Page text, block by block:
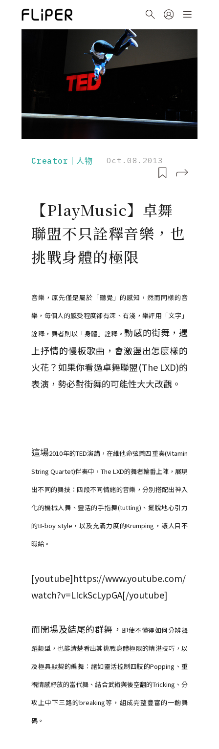
Creator｜人物 Oct.08.2013
【PlayMusic】卓舞
聯盟不只詮釋音樂，也
挑戰身體的極限
音樂，原先僅是屬於「聽覺」的感知，然而同樣的音
樂，每個人的感受程度卻有深、有淺，樂評用「文字」
詮釋，舞者則以「身體」詮釋。 動感的街舞，遇
上抒情的慢板歌曲，會激盪出怎麼樣的
火花？如果你看過卓舞聯盟(The LXD)的
表演，勢必對街舞的可能性大大改觀。
這場2010年的TED演講，在維他命弦樂四重奏(Vitamin
String Quartet)伴奏中， The LXD的舞者輪番上陣，展現
出不同的舞技：四段不同情緒的音樂，分別搭配出神入
化的機械人舞、靈活的手指舞(tutting)、擺脫地心引力
的B-boy style，以及充滿力度的Krumping，讓人目不
暇給。
[youtube]https://www.youtube.com/
watch?v=LIckScLypGA[/youtube]
而開場及結尾的群舞， 即使不懂得如何分辨舞
蹈類型，也能清楚看出其挑戰身體極限的精湛技巧，以
及極具默契的編舞：諸如靈活控制四肢的Popping、重
視情感紓放的當代舞、結合武術與後空翻的Tricking、分
攻上中下三路的breaking等，組成完整豐富的一齣舞
碼。